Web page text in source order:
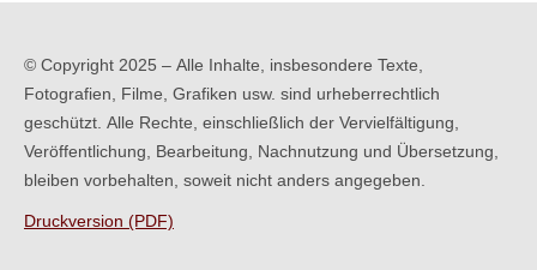
© Copyright 2025 – Alle Inhalte, insbesondere Texte,
Fotografien, Filme, Grafiken usw. sind urheberrechtlich
geschützt. Alle Rechte, einschließlich der Vervielfältigung,
Veröffentlichung, Bearbeitung, Nachnutzung und Übersetzung,
bleiben vorbehalten, soweit nicht anders angegeben.
Druckversion (PDF)